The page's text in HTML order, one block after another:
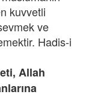
kuvvetli
ve
Hadis-i
Allah